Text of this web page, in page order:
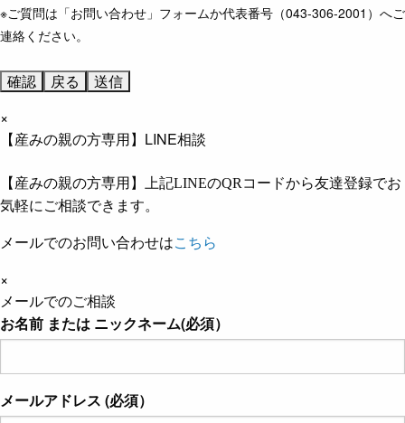
※ご質問は「お問い合わせ」フォームか代表番号（043-306-2001）へご
連絡ください。
×
【産みの親の方専用】LINE相談
【産みの親の方専用】上記LINEのQRコードから友達登録でお
気軽にご相談できます。
メールでのお問い合わせはこちら
×
メールでのご相談
お名前 または ニックネーム(必須）
メールアドレス (必須）